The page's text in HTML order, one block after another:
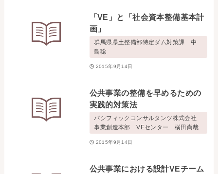
事務局・勤務体制
アクセス
03-5430-4488
「VE」と「社会資本整備基本計
画」
群馬県県土整備部特定ダム対策課 中
島聡
2015年9月14日
公共事業の整備を早めるための
実践的対策法
パシフィックコンサルタンツ株式会社
事業創造本部 VEセンター 横田尚哉
2015年9月14日
公共事業における設計VEチーム